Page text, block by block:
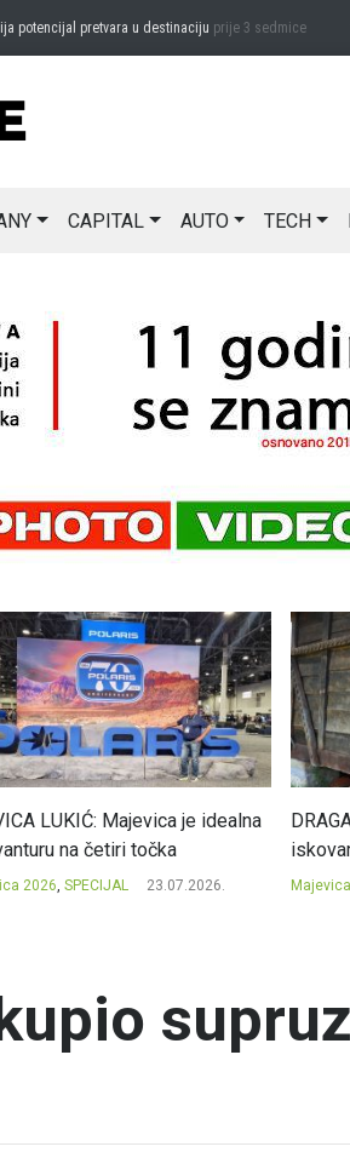
pretvara u destinacijuprije 3 sedmice
CAPITAL AUTO TECH
LUKIĆ: Majevica je idealna
na četiri točka
2026, SPECIJAL 23.07.2026.